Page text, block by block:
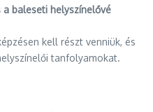
baleseti helyszínelővé
kell részt venniük, és
tanfolyamokat.